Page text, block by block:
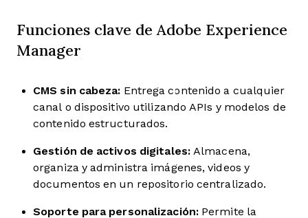
Funciones clave de Adobe Experience
Manager
CMS sin cabeza: Entrega contenido a cualquier
canal o dispositivo utilizando APIs y modelos de
contenido estructurados.
Gestión de activos digitales:Almacena,
organiza y administra imágenes, videos y
documentos en un repositorio centralizado.
Soporte para personalización:Permite la